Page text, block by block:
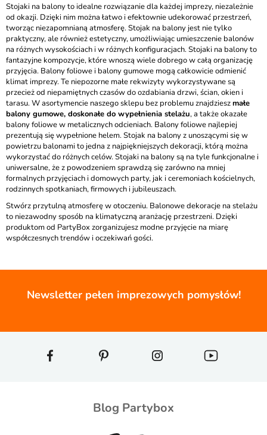
Stojaki na balony to idealne rozwiązanie dla każdej imprezy, niezależnie
od okazji. Dzięki nim można łatwo i efektownie udekorować przestrzeń,
tworząc niezapomnianą atmosferę. Stojak na balony jest nie tylko
praktyczny, ale również estetyczny, umożliwiając umieszczenie balonów
na różnych wysokościach i w różnych konfiguracjach. Stojaki na balony to
fantazyjne kompozycje, które wnoszą wiele dobrego w całą organizację
przyjęcia. Balony foliowe i balony gumowe mogą całkowicie odmienić
klimat imprezy. Te niepozorne małe rekwizyty wykorzystywane są
przecież od niepamiętnych czasów do ozdabiania drzwi, ścian, okien i
tarasu. W asortymencie naszego sklepu bez problemu znajdzieszmałe
balony gumowe, doskonałe do wypełnienia stelażu, a także okazałe
balony foliowe w metalicznych odcieniach. Balony foliowe najlepiej
prezentują się wypełnione helem. Stojak na balony z unoszącymi się w
powietrzu balonami to jedna z najpiękniejszych dekoracji, którą można
wykorzystać do różnych celów. Stojaki na balony są na tyle funkcjonalne i
uniwersalne, że z powodzeniem sprawdzą się zarówno na mniej
formalnych przyjęciach i domowych party, jak i ceremoniach kościelnych,
rodzinnych spotkaniach, firmowych i jubileuszach.
Stwórz przytulną atmosferę w otoczeniu. Balonowe dekoracje na stelażu
to niezawodny sposób na klimatyczną aranżację przestrzeni. Dzięki
produktom od PartyBox zorganizujesz modne przyjęcie na miarę
współczesnych trendów i oczekiwań gości.
Newsletter pełen imprezowych pomysłów!
Blog Partybox